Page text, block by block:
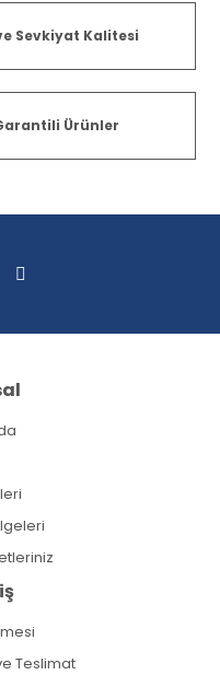
Sevkiyat Kalitesi
Ürünler
Teslimat